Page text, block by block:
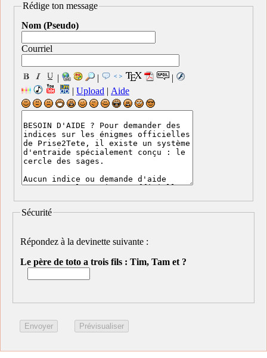
Rédige ton message
Nom (Pseudo)
Courriel
| |
|
| Upload | Aide
Sécurité
Répondez à la devinette suivante :
Le père de toto a trois fils : Tim, Tam et ?